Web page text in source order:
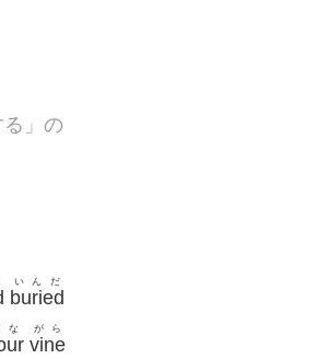
」の
buried
いんだ
な
vine
がら